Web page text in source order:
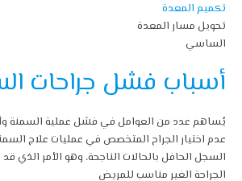
تكميم المعدة
تحويل مسار المعدة
الساسي
أسباب فشل جراحات
يُساهم عدد من العوامل في فشل عملية السمنة
عدم اختيار الجراح المتخصص في عمليات علاج
السجل الحافل بالحالات الناجحة، وهو الأمر الذي
الجراحة الغير مناسب للمريض